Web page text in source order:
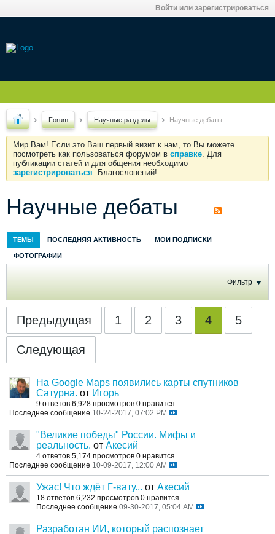
Войти или зарегистрироваться
Forum Научные разделы Научные дебаты
Мир Вам! Если это Ваш первый визит к нам, то Вы можете
посмотреть как пользоваться форумом в справке. Для
публикации статей и для общения необходимо
зарегистрироваться. Благословений!
Научные дебаты
ТЕМЫ ПОСЛЕДНЯЯ АКТИВНОСТЬ МОИ ПОДПИСКИ
ФОТОГРАФИИ
Фильтр
Предыдущая 1 2 3 4 5
Следующая
На Google Maps появились карты спутников
Сатурна. от Игорь
9 ответов 6,928 просмотров 0 нравится
Последнее сообщение 10-24-2017, 07:02 PM
"Великие победы" России. Мифы и
реальность. от Акесий
4 ответов 5,174 просмотров 0 нравится
Последнее сообщение 10-09-2017, 12:00 AM
Ужас! Что ждёт Г-вату... от Акесий
18 ответов 6,232 просмотров 0 нравится
Последнее сообщение 09-30-2017, 05:04 AM
Разработан ИИ, который распознает